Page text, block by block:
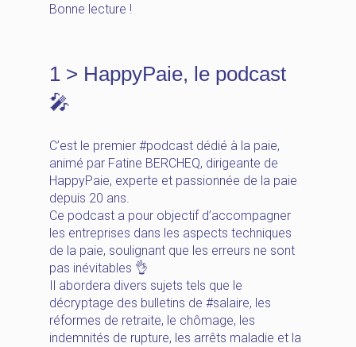
Bonne lecture !
1 > HappyPaie, le podcast
🎤
C’est le premier #podcast dédié à la paie,
animé par Fatine BERCHEQ, dirigeante de
HappyPaie, experte et passionnée de la paie
depuis 20 ans.
Ce podcast a pour objectif d’accompagner
les entreprises dans les aspects techniques
de la paie, soulignant que les erreurs ne sont
pas inévitables 👌
Il abordera divers sujets tels que le
décryptage des bulletins de #salaire, les
réformes de retraite, le chômage, les
indemnités de rupture, les arrêts maladie et la